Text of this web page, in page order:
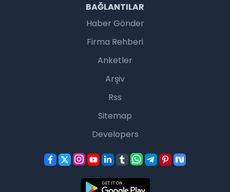
BAĞLANTILAR
Haber Gönder
Firma Rehberi
Anketler
Arşiv
Rss
Sitemap
Developers